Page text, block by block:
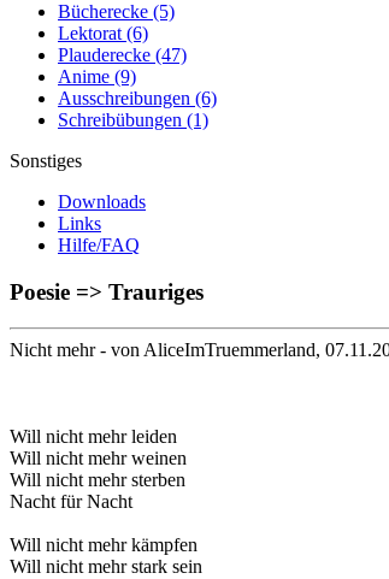
Bücherecke (5)
Lektorat (6)
Plauderecke (47)
Anime (9)
Ausschreibungen (6)
Schreibübungen (1)
Sonstiges
Downloads
Links
Hilfe/FAQ
Poesie => Trauriges
Nicht mehr- von AliceImTruemmerland,
Will nicht mehr leiden
Will nicht mehr weinen
Will nicht mehr sterben
Nacht für Nacht
Will nicht mehr kämpfen
Will nicht mehr stark sein